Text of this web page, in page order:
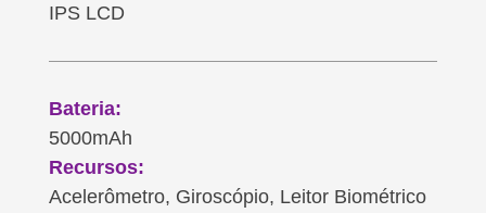
IPS LCD
Bateria:
5000mAh
Recursos:
Acelerômetro, Giroscópio, Leitor Biométrico